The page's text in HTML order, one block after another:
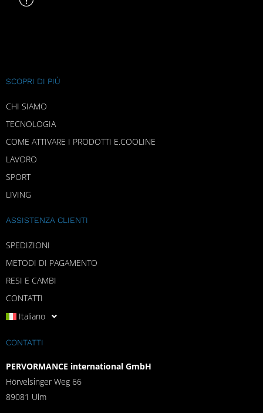
SCOPRI DI PIÙ
CHI SIAMO
TECNOLOGIA
COME ATTIVARE I PRODOTTI E.COOLINE
LAVORO
SPORT
LIVING
ASSISTENZA CLIENTI
SPEDIZIONI
METODI DI PAGAMENTO
RESI E CAMBI
CONTATTI
Italiano
CONTATTI
PERVORMANCE international GmbH
Hörvelsinger Weg 66
89081 Ulm